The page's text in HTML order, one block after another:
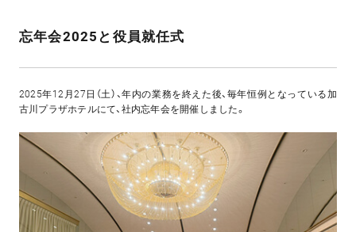
忘年会2025と役員就任式
2025年12月27日（土）、年内の業務を終えた後、毎年恒例となっている加
古川プラザホテルにて、社内忘年会を開催しました。